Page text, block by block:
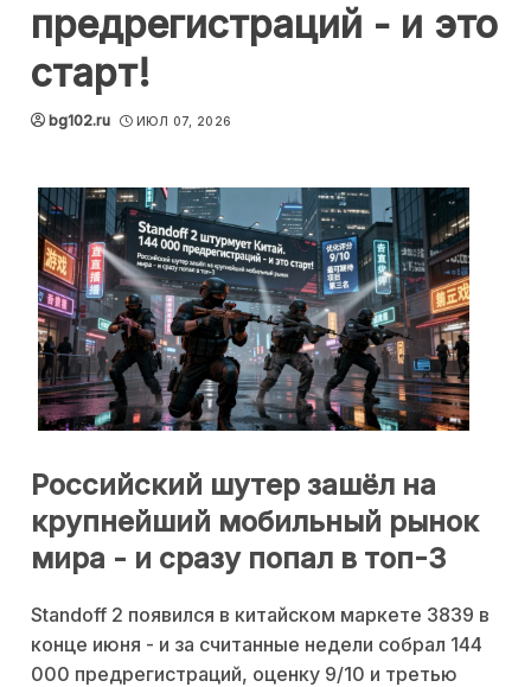
предрегистраций - и это
старт!
bg102.ru ИЮЛ 07, 2026
Российский шутер зашёл на
крупнейший мобильный рынок
мира - и сразу попал в топ-3
Standoff 2 появился в китайском маркете 3839 в
конце июня - и за считанные недели собрал 144
000 предрегистраций, оценку 9/10 и третью